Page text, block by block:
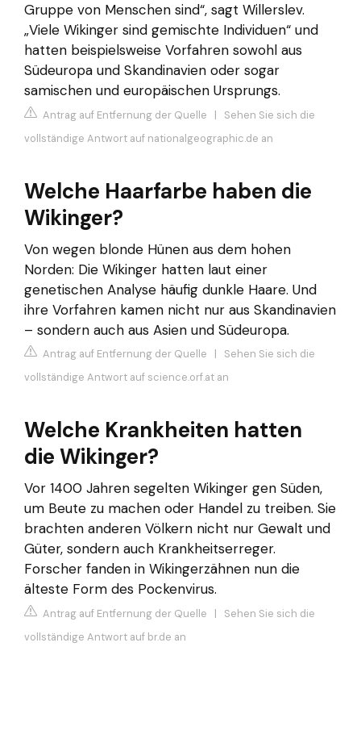
Gruppe von Menschen sind“, sagt Willerslev.
„Viele Wikinger sind gemischte Individuen“ und
hatten beispielsweise Vorfahren sowohl aus
Südeuropa und Skandinavien oder sogar
samischen und europäischen Ursprungs.
Antrag auf Entfernung der Quelle | Sehen Sie sich die
vollständige Antwort auf nationalgeographic.de an
Welche Haarfarbe haben die
Wikinger?
Von wegen blonde Hünen aus dem hohen
Norden: Die Wikinger hatten laut einer
genetischen Analyse häufig dunkle Haare. Und
ihre Vorfahren kamen nicht nur aus Skandinavien
– sondern auch aus Asien und Südeuropa.
Antrag auf Entfernung der Quelle | Sehen Sie sich die
vollständige Antwort auf science.orf.at an
Welche Krankheiten hatten
die Wikinger?
Vor 1400 Jahren segelten Wikinger gen Süden,
um Beute zu machen oder Handel zu treiben. Sie
brachten anderen Völkern nicht nur Gewalt und
Güter, sondern auch Krankheitserreger.
Forscher fanden in Wikingerzähnen nun die
älteste Form des Pockenvirus.
Antrag auf Entfernung der Quelle | Sehen Sie sich die
vollständige Antwort auf br.de an